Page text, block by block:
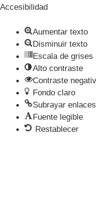
Accesibilidad
Aumentar texto
Disminuir texto
Escala de grises
Alto contraste
Contraste
Fondo claro
Subrayar enlaces
Fuente legible
Restablecer